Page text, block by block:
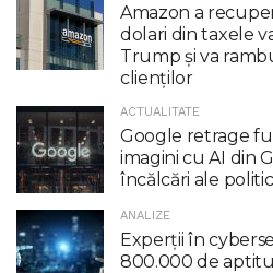
Amazon a
dolari din taxele
Trump şi va
clienţilor
ACTUALITATE
Google retrage
imagini cu AI din
încălcări ale
ANALIZE
Experții în
800.000 de